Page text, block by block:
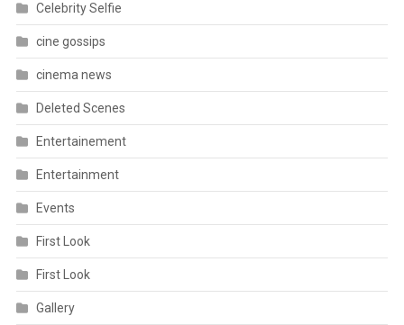
Celebrity Selfie
cine gossips
cinema news
Deleted Scenes
Entertainement
Entertainment
Events
First Look
First Look
Gallery